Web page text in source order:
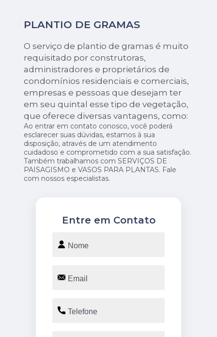
PLANTIO DE GRAMAS
O serviço de plantio de gramas é muito
requisitado por construtoras,
administradores e proprietários de
condomínios residenciais e comerciais,
empresas e pessoas que desejam ter
em seu quintal esse tipo de vegetação,
que oferece diversas vantagens, como:
Ao entrar em contato conosco, você poderá
esclarecer suas dúvidas, estamos à sua
disposição, através de um atendimento
cuidadoso e comprometido com a sua satisfação.
Também trabalhamos com SERVIÇOS DE
PAISAGISMO e VASOS PARA PLANTAS. Fale
com nossos especialistas.
Entre em Contato